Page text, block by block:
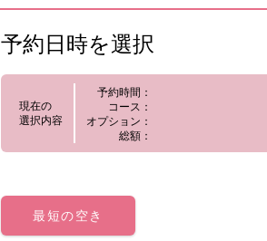
予約日時を選択
現在の
選択内容
予約時間：
コース：
オプション：
総額：
最短の空き